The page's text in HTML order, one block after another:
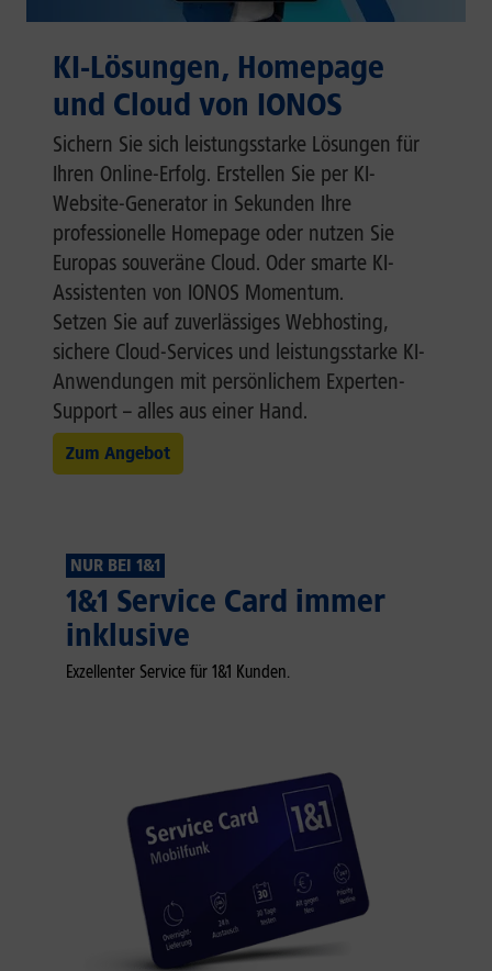
KI-Lösungen, Homepage
und Cloud von IONOS
Sichern Sie sich leistungsstarke Lösungen für
Ihren Online-Erfolg. Erstellen Sie per KI-
Website-Generator in Sekunden Ihre
professionelle Homepage oder nutzen Sie
Europas souveräne Cloud. Oder smarte KI-
Assistenten von IONOS Momentum.
Setzen Sie auf zuverlässiges Webhosting,
sichere Cloud-Services und leistungsstarke KI-
Anwendungen mit persönlichem Experten-
Support – alles aus einer Hand.
Zum Angebot
NUR BEI 1&1
1&1 Service Card immer
inklusive
Exzellenter Service für 1&1 Kunden.